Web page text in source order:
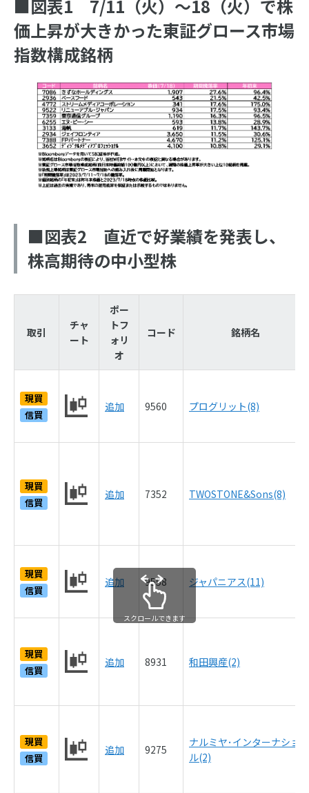
■図表1 7/11（火）～18（火）で株
価上昇が大きかった東証グロース市場
指数構成銘柄
■図表2 直近で好業績を発表し、
株高期待の中小型株
取引
チャ
ート
ポー
トフ
ォリ
オ
コード 銘柄名
現買
信買
追加 9560 プログリット(8)
現買
信買
追加 7352 TWOSTONE&Sons(8)
現買
信買
追加 9558 ジャパニアス(11)
現買
信買
追加 8931 和田興産(2)
現買
信買
追加 9275
ナルミヤ･インターナショナ
ル(2)
スクロールできます